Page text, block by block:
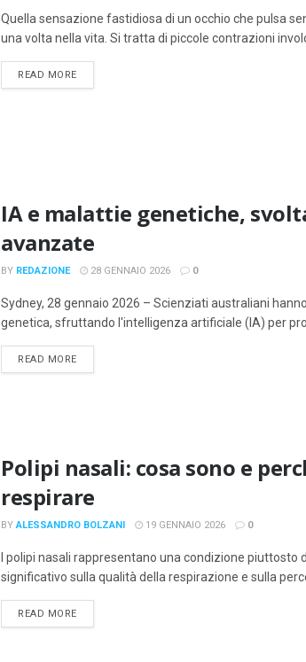
Quella sensazione fastidiosa di un occhio che pulsa
una volta nella vita. Si tratta di piccole contrazioni
READ MOREDETAILS
IA e malattie genetiche,
avanzate
BY REDAZIONE 28 GENNAIO 2026 0
Sydney, 28 gennaio 2026 – Scienziati australiani
genetica, sfruttando l'intelligenza artificiale (IA) per
READ MOREDETAILS
Polipi nasali: cosa sono e
respirare
BY ALESSANDRO BOLZANI 19 GENNAIO 2026 0
I polipi nasali rappresentano una condizione
significativo sulla qualità della respirazione e sulla
READ MOREDETAILS